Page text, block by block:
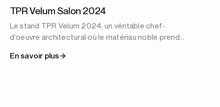
TPR Velum Salon 2024
Le stand TPR Velum 2024, un véritable chef-
d'oeuvre architectural où le matériau noble prend
Triki,ce stand repousse les limites ce stand
En savoir plus